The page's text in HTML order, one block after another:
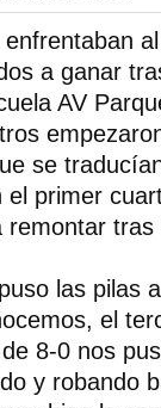
a ganar
AV
se
primer
remontar
las pilas
el
8-0 nos
y robando